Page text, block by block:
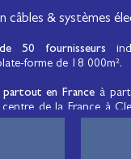
câbles & systèmes
50 fournisseurs
forme de 18 000m².
partout en France à
de la France à